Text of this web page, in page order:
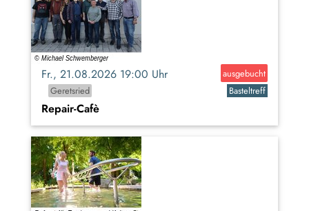
Fr., 21.08.2026 19:00 Uhr
ausgebucht
Geretsried
Basteltreff
Repair-Cafè